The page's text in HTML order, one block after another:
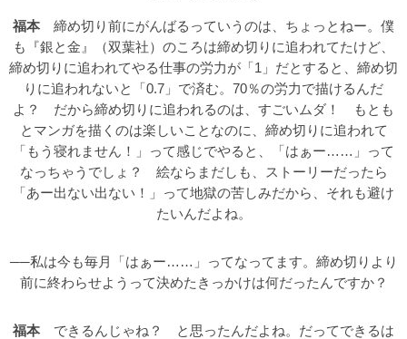
福本 締め切り前にがんばるっていうのは、ちょっとねー。僕
も『銀と金』（双葉社）のころは締め切りに追われてたけど、
締め切りに追われてやる仕事の労力が「1」だとすると、締め切
りに追われないと「0.7」で済む。70％の労力で描けるんだ
よ？ だから締め切りに追われるのは、すごいムダ！ もとも
とマンガを描くのは楽しいことなのに、締め切りに追われて
「もう寝れません！」って感じでやると、「はぁー……」って
なっちゃうでしょ？ 絵ならまだしも、ストーリーだったら
「あー出ない出ない！」って地獄の苦しみだから、それも避け
たいんだよね。
──私は今も毎月「はぁー……」ってなってます。締め切りより
前に終わらせようって決めたきっかけは何だったんですか？
福本 できるんじゃね？ と思ったんだよね。だってできるは